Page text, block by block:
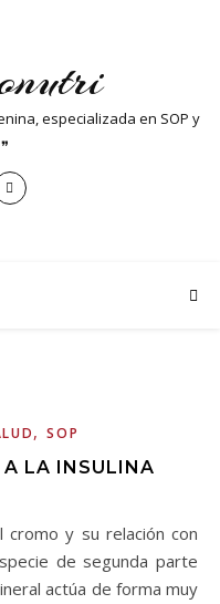
especializada en SOP y
,SOP
A LA INSULINA
de segunda parte
actúa de forma muy